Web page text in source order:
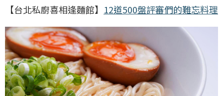
【台北私廚喜相逢麵館】 12道500盤評審們的難忘料理